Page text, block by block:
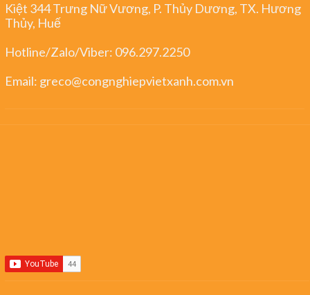
Kiệt 344 Trưng Nữ Vương, P. Thủy Dương, TX. Hương
Thủy, Huế
Hotline/Zalo/Viber: 096.297.2250
Email: greco@congnghiepvietxanh.com.vn